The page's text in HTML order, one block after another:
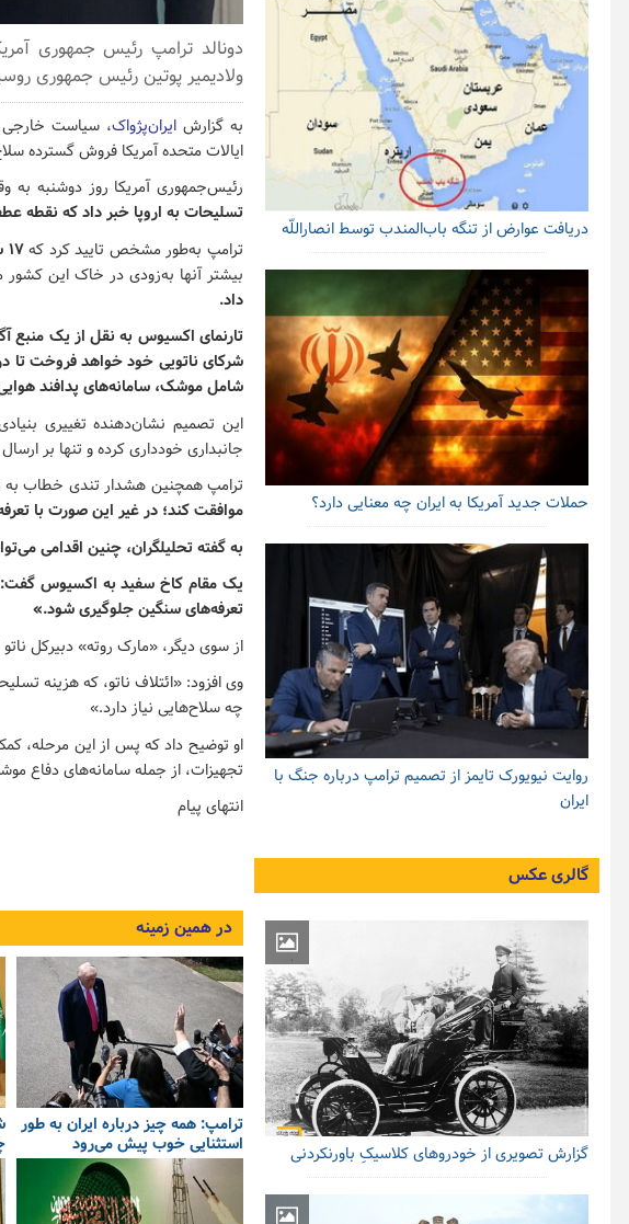
دونالد ترامپ رئیس جمهوری
ولادیمیر پوتین رئیس جمهوری روسیه ۵۰ روز مهلت داد تا درباره پایان جنگ اوکراین به
به گزارش ایران‌پژواک، سیاست خارجی
ایالات متحده آمریکا فروش گسترده
رئیس‌جمهوری آمریکا روز دوشنبه به
تسلیحات به اروپا خبر داد که نقطه‌
ترامپ به‌طور مشخص تایید کرد که۱۷ سامانه دفاع هوایی پاتریوت به اوکراین تحویل داده خواهد شد
بیشتر آنها به‌زودی در خاک این
داد.
شرکای ناتویی خود خواهد فروخت تا
شامل موشک، سامانه‌های پدافند
این تصمیم نشان‌دهنده تغییری
جانبداری خودداری کرده و تنها بر
ترامپ همچنین هشدار تندی خطاب
موافقت کند؛ در غیر این صورت با تعرفه‌های ۱۰۰ درصدی مواجه
به گفته تحلیلگران، چنین اقدامی
یک مقام کاخ سفید به اکسیوس گفت:
تعرفه‌های سنگین جلوگیری شود.»
از سوی دیگر، «مارک روته» دبیرکل
وی افزود: «ائتلاف ناتو، که هزینه
چه سلاح‌هایی نیاز دارد.»
او توضیح داد که پس از این مرحله،
تجهیزات، از جمله سامانه‌های دفاع
انتهای پیام
در همین زمینه
ترامپ: همه چیز درباره ایران به طور
استثنایی خوب پیش می‌رود
دریافت عوارض از تنگه باب‌المندب توسط انصاراللّه
حملات جدید آمریکا به ایران چه معنایی دارد؟
روایت نیویورک تایمز از تصمیم ترامپ درباره جنگ با
ایران
گالری عکس
گزارش تصویری از خودروهای کلاسیکِ باورنکردنی